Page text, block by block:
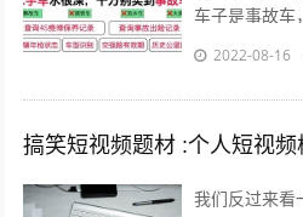
车子是事故车
车，我该怎么
2022-08-16
搞笑短视频题材 :个人短视频
我们反过来看